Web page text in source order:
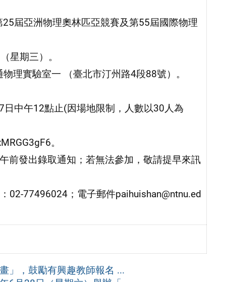
屆亞洲物理奧林匹亞競賽及第55屆國際物理
星期三）。
理實驗室一 （臺北市汀州路4段88號）。
中午12點止(因場地限制，人數以30人為
。
前發出錄取通知；若無法參加，敬請提早來訊
02-77496024；電子郵件paihuishan@ntnu.ed
」，鼓勵有興趣教師報名 ...